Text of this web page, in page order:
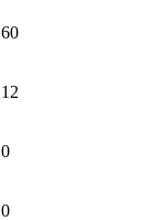
60
12
0
0